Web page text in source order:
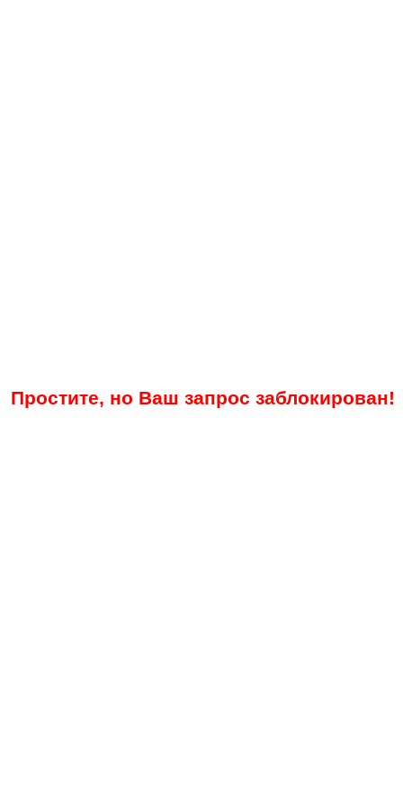
Простите, но Ваш запрос заблокирован!